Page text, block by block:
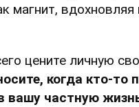
магнит, вдохновляя
цените личную
когда кто-то
вашу частную